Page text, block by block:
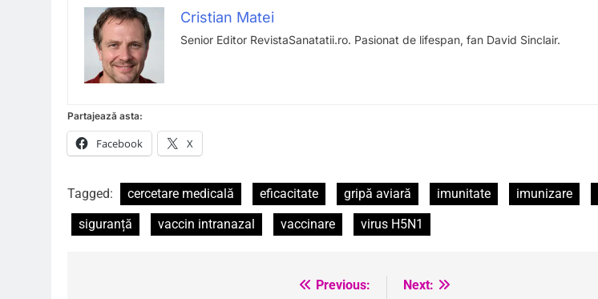
Cristian Matei
Senior Editor RevistaSanatatii.ro. Pasionat de lifespan, fan David Sinclair.
Partajează asta:
Facebook X
Tagged: cercetare medicală eficacitate gripă aviară imunitate imunizare
siguranță
vaccin intranazal vaccinare virus H5N1
Previous:
Next: